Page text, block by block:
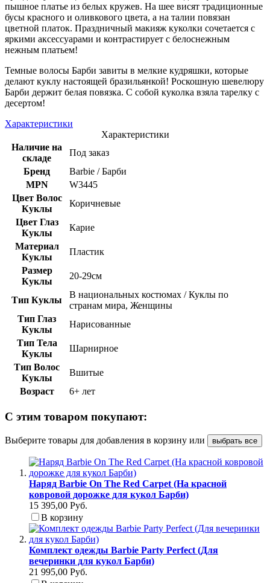
пышное платье из белых кружев. На шее висят традиционные
бусы красного и оливкового цвета, а на талии повязан
цветной платок. Праздничный макияж куколки сочетается с
яркими аксессуарами и контрастирует с белоснежным
нежным платьем!
Темные волосы Барби завиты в мелкие кудряшки, которые
делают куклу настоящей бразильянкой! Роскошную шевелюру
Барби держит белая повязка. С собой куколка взяла тарелку с
десертом!
Характеристики
Характеристики
Наличие на
складе
Под заказ
Бренд
Barbie / Барби
MPN
W3445
Цвет Волос
Куклы
Коричневые
Цвет Глаз
Куклы
Карие
Материал
Куклы
Пластик
Размер
Куклы
20-29см
Тип Куклы
В национальных костюмах / Куклы по
странам мира, Женщины
Тип Глаз
Куклы
Нарисованные
Тип Тела
Куклы
Шарнирное
Тип Волос
Куклы
Вшитые
Возраст
6+ лет
С этим товаром покупают:
Выберите товары для добавления в корзину или выбрать все
Наряд Barbie On The Red Carpet (На красной
ковровой дорожке для кукол Барби)
15 395,00 Руб.
В корзину
Комплект одежды Barbie Party Perfect (Для
вечеринки для кукол Барби)
21 995,00 Руб.